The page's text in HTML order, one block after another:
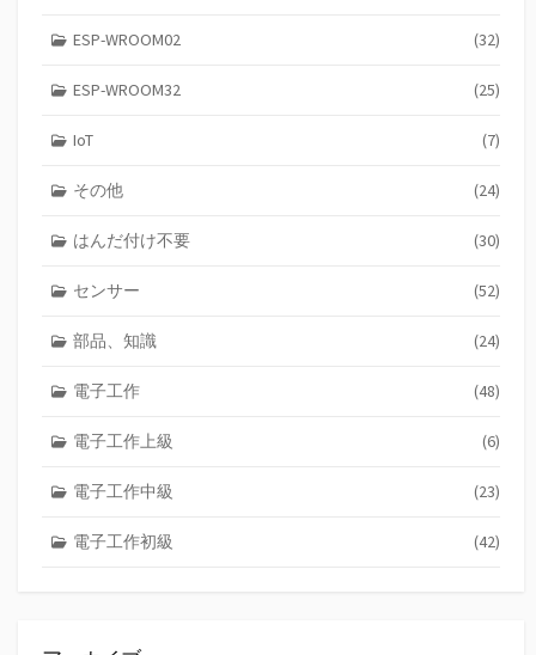
ESP-WROOM02 (32)
ESP-WROOM32 (25)
IoT (7)
その他 (24)
はんだ付け不要 (30)
センサー (52)
部品、知識 (24)
電子工作 (48)
電子工作上級 (6)
電子工作中級 (23)
電子工作初級 (42)